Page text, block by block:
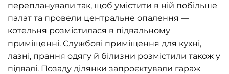
перепланували так, щоб умістити в ній побільше
палат та провели центральне опалення —
котельня розмістилася в підвальному
приміщенні. Службові приміщення для кухні,
лазні, прання одягу й білизни розмістили також у
підвалі. Позаду ділянки запроєктували гараж